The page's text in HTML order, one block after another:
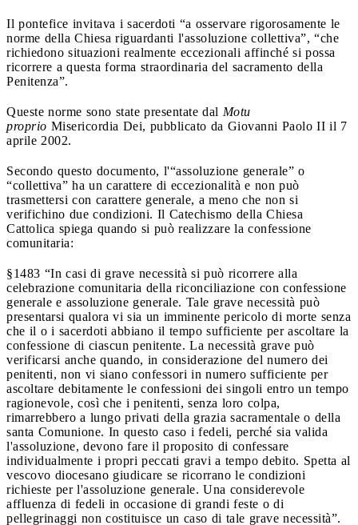
Il pontefice invitava i sacerdoti “a osservare rigorosamente le
norme della Chiesa riguardanti l'assoluzione collettiva”, “che
richiedono situazioni realmente eccezionali affinché si possa
ricorrere a questa forma straordinaria del sacramento della
Penitenza”.
Queste norme sono state presentate dal Motu
proprio Misericordia Dei, pubblicato da Giovanni Paolo II il 7
aprile 2002.
Secondo questo documento, l'“assoluzione generale” o
“collettiva” ha un carattere di eccezionalità e non può
trasmettersi con carattere generale, a meno che non si
verifichino due condizioni. Il Catechismo della Chiesa
Cattolica spiega quando si può realizzare la confessione
comunitaria:
§1483 “In casi di grave necessità si può ricorrere alla
celebrazione comunitaria della riconciliazione con confessione
generale e assoluzione generale. Tale grave necessità può
presentarsi qualora vi sia un imminente pericolo di morte senza
che il o i sacerdoti abbiano il tempo sufficiente per ascoltare la
confessione di ciascun penitente. La necessità grave può
verificarsi anche quando, in considerazione del numero dei
penitenti, non vi siano confessori in numero sufficiente per
ascoltare debitamente le confessioni dei singoli entro un tempo
ragionevole, così che i penitenti, senza loro colpa,
rimarrebbero a lungo privati della grazia sacramentale o della
santa Comunione. In questo caso i fedeli, perché sia valida
l'assoluzione, devono fare il proposito di confessare
individualmente i propri peccati gravi a tempo debito. Spetta al
vescovo diocesano giudicare se ricorrano le condizioni
richieste per l'assoluzione generale. Una considerevole
affluenza di fedeli in occasione di grandi feste o di
pellegrinaggi non costituisce un caso di tale grave necessità”.